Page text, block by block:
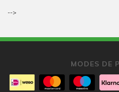
-->
MODES DE